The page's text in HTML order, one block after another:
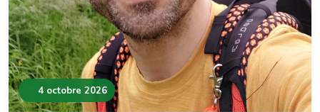
4 octobre 2026